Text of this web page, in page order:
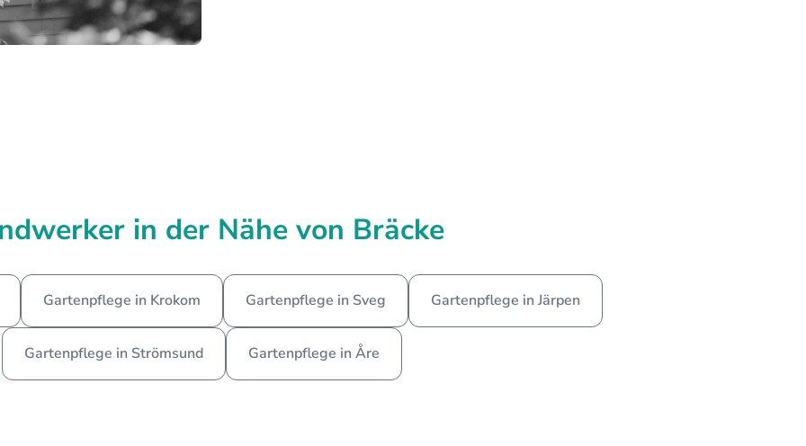
in der Nähe von Bräcke
Gartenpflege in Krokom Gartenpflege in Sveg Gartenpflege in Järpen
Gartenpflege in Strömsund Gartenpflege in Åre